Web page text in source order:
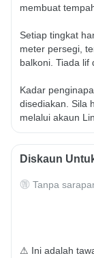
membuat
Setiap tingkat
meter persegi,
balkoni. Tiada lif
Kadar
disediakan. Sila
melalui akaun
Diskaun
Tanpa
⚠ Ini adalah